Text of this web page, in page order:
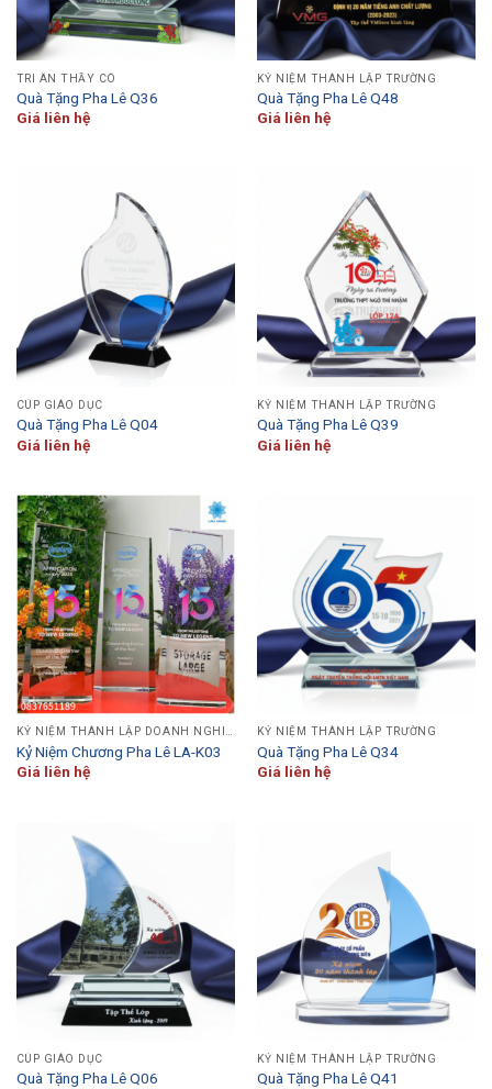
TRI ÂN THẦY CÔ
Quà Tặng Pha Lê Q36
Giá liên hệ
KỶ NIỆM THÀNH LẬP TRƯỜNG
Quà Tặng Pha Lê Q48
Giá liên hệ
CÚP GIÁO DỤC
Quà Tặng Pha Lê Q04
Giá liên hệ
KỶ NIỆM THÀNH LẬP TRƯỜNG
Quà Tặng Pha Lê Q39
Giá liên hệ
KỶ NIỆM THÀNH LẬP DOANH NGHIỆP
Kỷ Niệm Chương Pha Lê LA-K03
Giá liên hệ
KỶ NIỆM THÀNH LẬP TRƯỜNG
Quà Tặng Pha Lê Q34
Giá liên hệ
CÚP GIÁO DỤC
Quà Tặng Pha Lê Q06
KỶ NIỆM THÀNH LẬP TRƯỜNG
Quà Tặng Pha Lê Q41